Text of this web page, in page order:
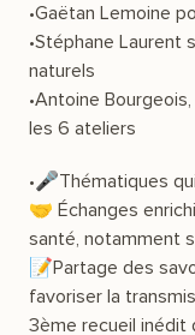
•Gaëtan Lemoine
•Stéphane Laurent
naturels
•Antoine
les 6 ateliers
•🎤Thématiques
🤝 Échanges
santé, notamment
📝Partage des
favoriser la
3ème recueil inédit